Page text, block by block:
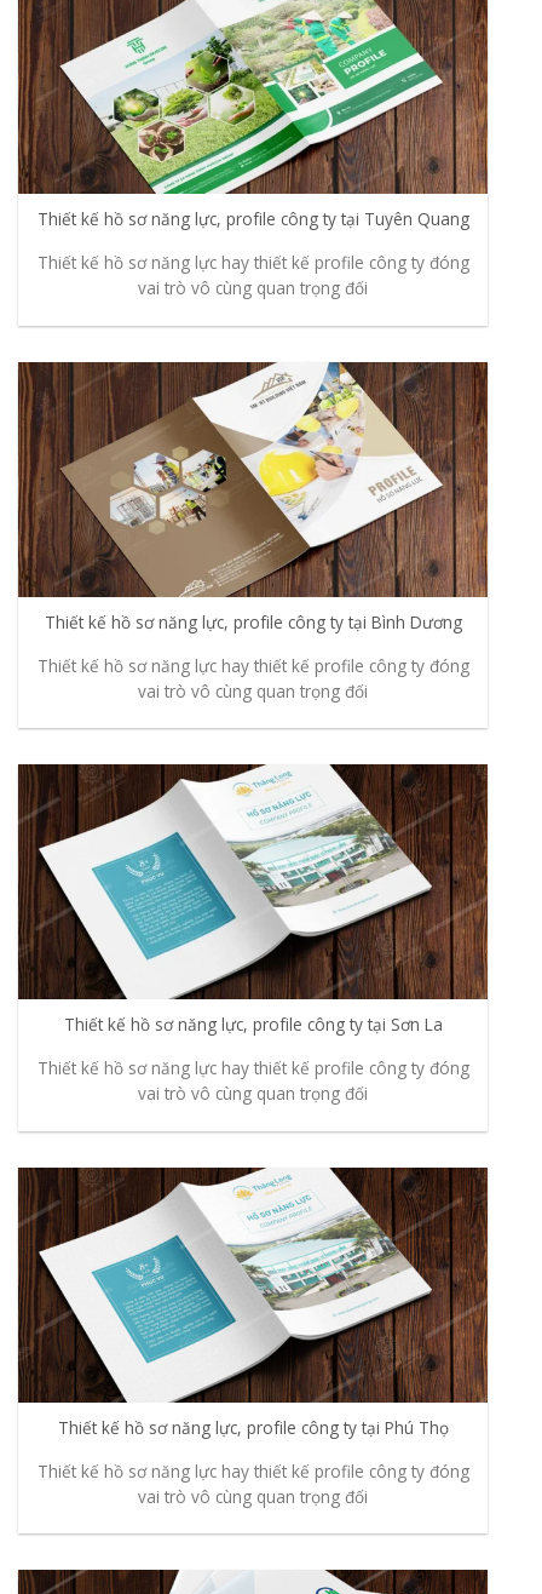
Thiết kế hồ sơ năng lực, profile công ty tại Tuyên Quang
Thiết kế hồ sơ năng lực hay thiết kế profile công ty đóng
vai trò vô cùng quan trọng đối
Thiết kế hồ sơ năng lực, profile công ty tại Bình Dương
Thiết kế hồ sơ năng lực hay thiết kế profile công ty đóng
vai trò vô cùng quan trọng đối
Thiết kế hồ sơ năng lực, profile công ty tại Sơn La
Thiết kế hồ sơ năng lực hay thiết kế profile công ty đóng
vai trò vô cùng quan trọng đối
Thiết kế hồ sơ năng lực, profile công ty tại Phú Thọ
Thiết kế hồ sơ năng lực hay thiết kế profile công ty đóng
vai trò vô cùng quan trọng đối